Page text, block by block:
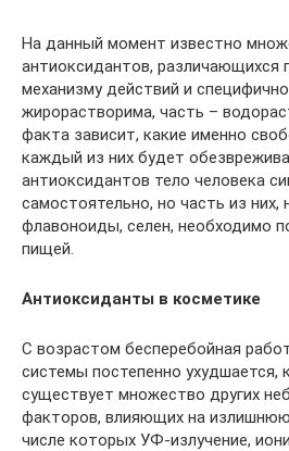
На данный момент известно
антиоксидантов, различающихся
механизму действий и
жирорастворима, часть –
факта зависит, какие именно
каждый из них будет
антиоксидантов тело человека
самостоятельно, но часть из них,
флавоноиды, селен, необходимо
пищей.
Антиоксиданты в косметике
С возрастом бесперебойная
системы постепенно ухудшается,
существует множество других
факторов, влияющих на
числе которых УФ-излучение,